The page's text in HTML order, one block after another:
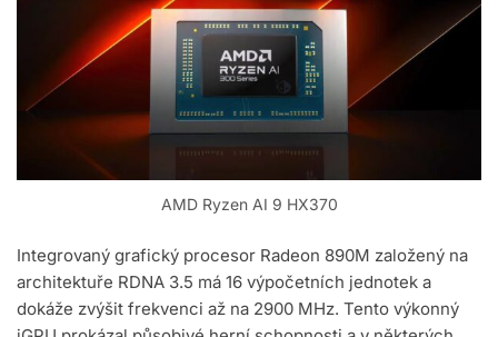
AMD Ryzen AI 9 HX370
Integrovaný grafický procesor Radeon 890M založený na
architektuře RDNA 3.5 má 16 výpočetních jednotek a
dokáže zvýšit frekvenci až na 2900 MHz. Tento výkonný